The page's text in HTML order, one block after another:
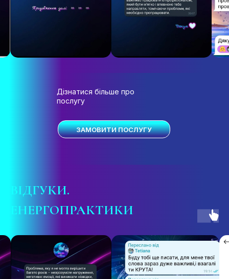
Дізнатися більше про
послугу
ЗАМОВИТИ ПОСЛУГУ
ВІДГУКИ.
ЕНЕРГОПРАКТИКИ